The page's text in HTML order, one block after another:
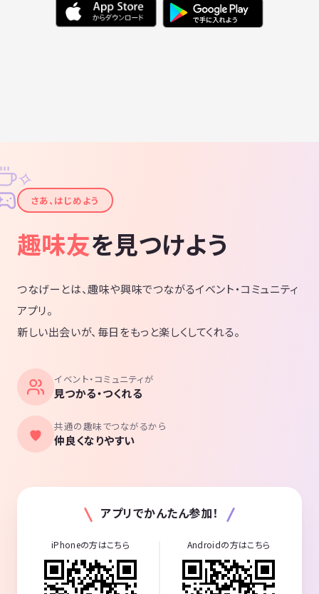
✦
✧
さあ、はじめよう
趣味友を見つけよう
つなげーとは、趣味や興味でつながるイベント・コミュニティ
アプリ。
新しい出会いが、毎日をもっと楽しくしてくれる。
イベント・コミュニティが
見つかる・つくれる
共通の趣味でつながるから
仲良くなりやすい
アプリでかんたん参加！
iPhoneの方はこちら Androidの方はこちら